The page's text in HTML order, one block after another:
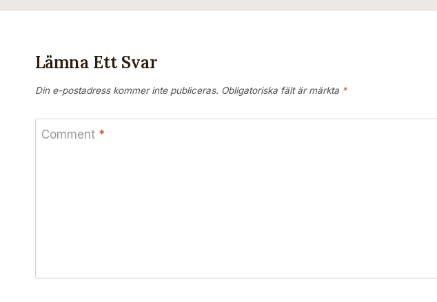
Lämna Ett Svar
Din e-postadress kommer inte publiceras. Obligatoriska fält är märkta *
Comment *